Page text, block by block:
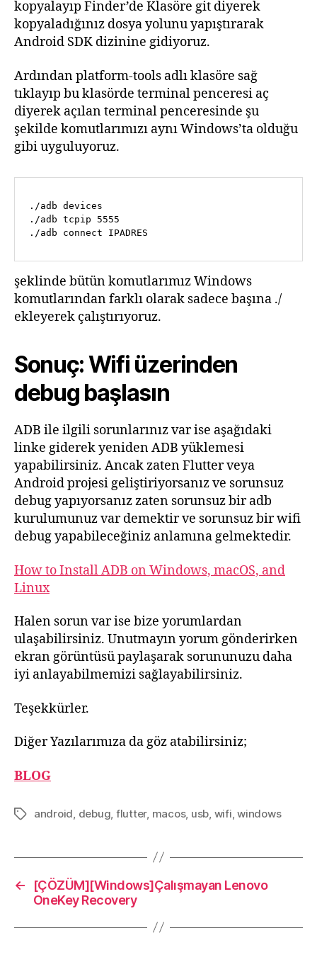
kopyalayıp Finder’de Klasöre git diyerek
kopyaladığınız dosya yolunu yapıştırarak
Android SDK dizinine gidiyoruz.
Ardından platform-tools adlı klasöre sağ
tıklayıp bu klasörde terminal penceresi aç
diyerek açılan terminal penceresinde şu
şekilde komutlarımızı aynı Windows’ta olduğu
gibi uyguluyoruz.
./adb devices
./adb tcpip 5555
./adb connect IPADRES
şeklinde bütün komutlarımız Windows
komutlarından farklı olarak sadece başına ./
ekleyerek çalıştırıyoruz.
Sonuç: Wifi üzerinden
debug başlasın
ADB ile ilgili sorunlarınız var ise aşağıdaki
linke giderek yeniden ADB yüklemesi
yapabilirsiniz. Ancak zaten Flutter veya
Android projesi geliştiriyorsanız ve sorunsuz
debug yapıyorsanız zaten sorunsuz bir adb
kurulumunuz var demektir ve sorunsuz bir wifi
debug yapabileceğiniz anlamına gelmektedir.
How to Install ADB on Windows, macOS, and
Linux
Halen sorun var ise bize yorumlardan
ulaşabilirsiniz. Unutmayın yorum gönderirken
ekran görüntüsü paylaşarak sorununuzu daha
iyi anlayabilmemizi sağlayabilirsiniz.
Teşekkürler.
Diğer Yazılarımıza da göz atabilirsiniz;
BLOG
Etiketler
android, debug, flutter, macos, usb, wifi,windows
←
[ÇÖZÜM][Windows]Çalışmayan Lenovo
OneKey Recovery